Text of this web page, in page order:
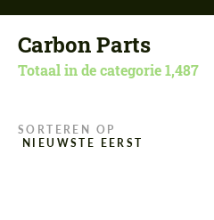
Carbon Parts
Totaal in de categorie1,487
SORTEREN OP